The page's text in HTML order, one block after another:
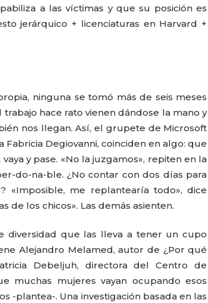
a las víctimas y que su posición es
jerárquico + licenciaturas en Harvard +
ninguna se tomó más de seis meses
hace rato vienen dándose la mano y
nos llegan. Así, el grupete de Microsoft
Fabricia Degiovanni, coinciden en algo: que
y pase. «No la juzgamos», repiten en la
do-na-ble. ¿No contar con dos días para
«Imposible, me replantearía todo», dice
de los chicos». Las demás asienten.
diversidad que las lleva a tener un cupo
Alejandro Melamed, autor de ¿Por qué
Debeljuh, directora del Centro de
muchas mujeres vayan ocupando esos
-plantea-. Una investigación basada en las
ARAOZ LUCIA PICERNO